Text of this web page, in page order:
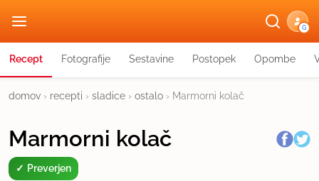
G
Recept Fotografije Sestavine Postopek Opombe
domov › recepti › sladice › ostalo › Marmorni kolač
Marmorni kolač
Preverjen